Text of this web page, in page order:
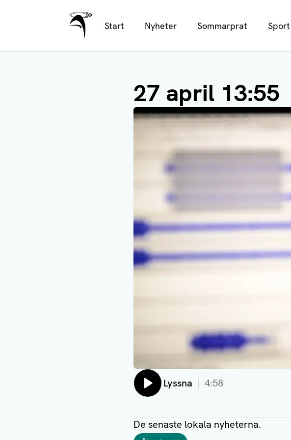
Ålands Radio & TV
Start Nyheter Sommarprat Sport
27 april 13:55
Lyssna 4:58
De senaste lokala nyheterna.